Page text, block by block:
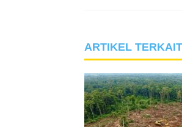
ARTIKEL TERKAIT